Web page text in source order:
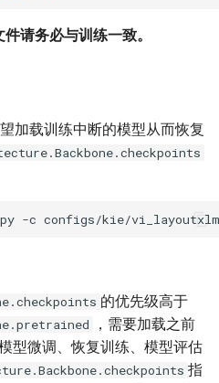
请务必与训练一致。
加载训练中断的模型从而恢复
-c configs/kie/
的优先级高于
，需要加载之前
型微调、恢复训练、模型评估
指